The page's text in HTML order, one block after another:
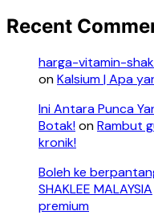
Recent
harga-vitamin-
onKalsium | Apa
Ini Antara Punca
Botak!onRambut
kronik!
Boleh ke
SHAKLEE MALAYSIA
premium